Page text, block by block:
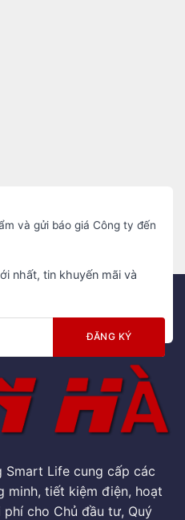
và gửi báo giá Công ty đến
nhất, tin khuyến mãi và
Smart Life cung cấp các
minh, tiết kiệm điện, hoạt
cho Chủ đầu tư, Quý